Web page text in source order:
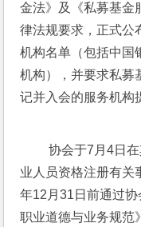
金法》及《私募基金
律法规要求，正式公
机构名单（包括中国
机构），并要求私募
记并入会的服务机构
协会于7月4日在其微信公众号上发布《关于基金从
业人员资格注册有关
年12月31日前通过协
职业道德与业务规范